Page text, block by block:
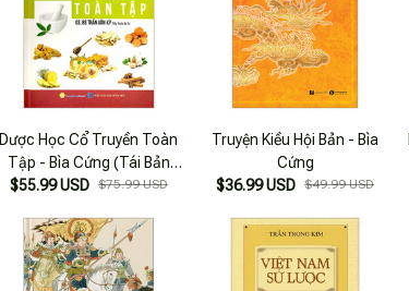
Dược Học Cổ Truyền Toàn
Tập - Bìa Cứng (Tái Bản
2023)
$55.99 USD $75.99 USD
Truyện Kiều Hội Bản - Bìa
Cứng
$36.99 USD $49.99 USD